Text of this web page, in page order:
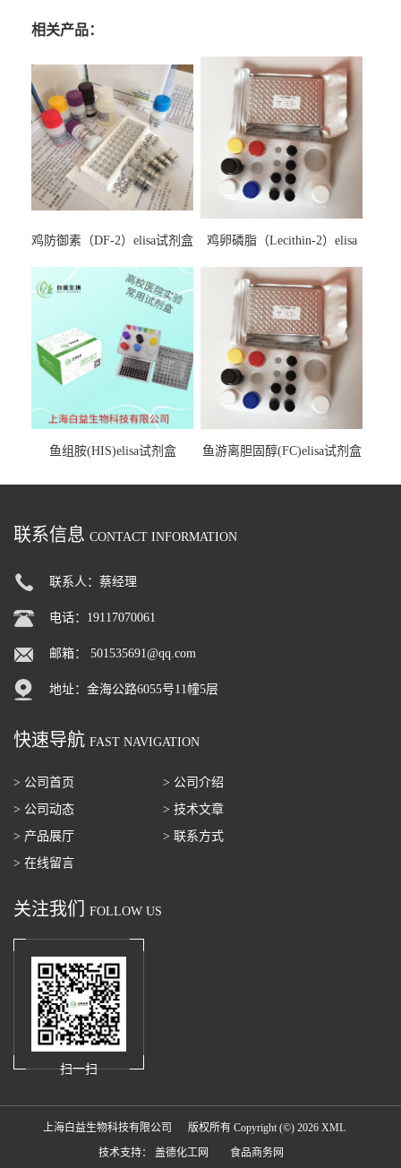
相关产品：
鸡防御素（DF-2）elisa试剂盒
鸡卵磷脂（Lecithin-2）elisa
鱼组胺(HIS)elisa试剂盒 鱼游离胆固醇(FC)elisa试剂盒
联系信息 CONTACT INFORMATION
联系人：蔡经理
电话：19117070061
邮箱： 501535691@qq.com
地址：金海公路6055号11幢5层
快速导航 FAST NAVIGATION
> 公司首页
> 公司介绍
> 公司动态
> 技术文章
> 产品展厅
> 联系方式
> 在线留言
关注我们 FOLLOW US
扫一扫
上海白益生物科技有限公司 版权所有 Copyright (©) 2026 XML
技术支持： 盖德化工网 食品商务网